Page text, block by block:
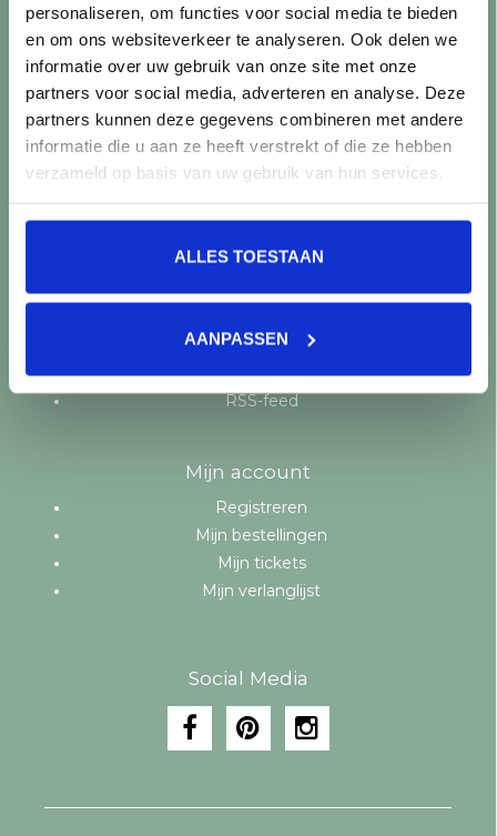
personaliseren, om functies voor social media te bieden
en om ons websiteverkeer te analyseren. Ook delen we
informatie over uw gebruik van onze site met onze
partners voor social media, adverteren en analyse. Deze
partners kunnen deze gegevens combineren met andere
informatie die u aan ze heeft verstrekt of die ze hebben
verzameld op basis van uw gebruik van hun services.
ALLES TOESTAAN
AANPASSEN
Klantenservice
Veelgestelde vragen
Over TegelStore.nl
Contact
Algemene voorwaarden
Privacy Policy
Producten
Alle producten
Nieuwe producten
Merken
Tags
RSS-feed
Mijn account
Registreren
Mijn bestellingen
Mijn tickets
Mijn verlanglijst
Social Media